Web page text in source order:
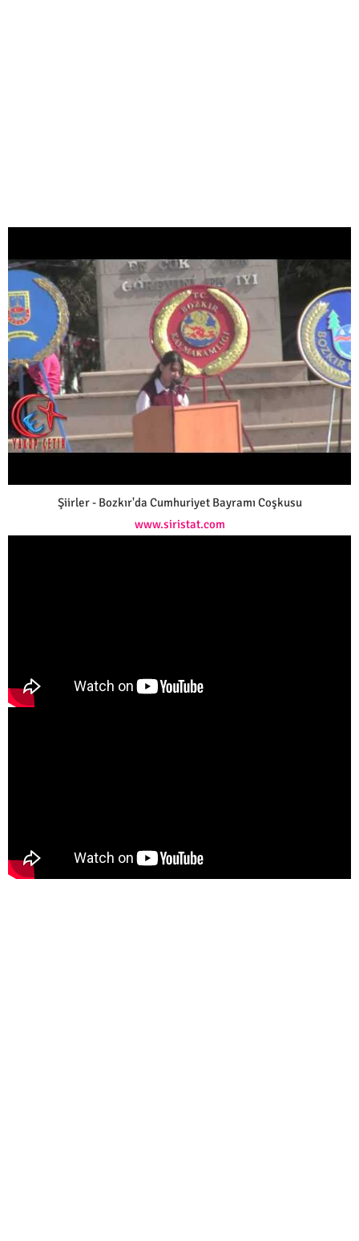
Şiirler - Bozkır'da Cumhuriyet Bayramı Coşkusu
www.siristat.com